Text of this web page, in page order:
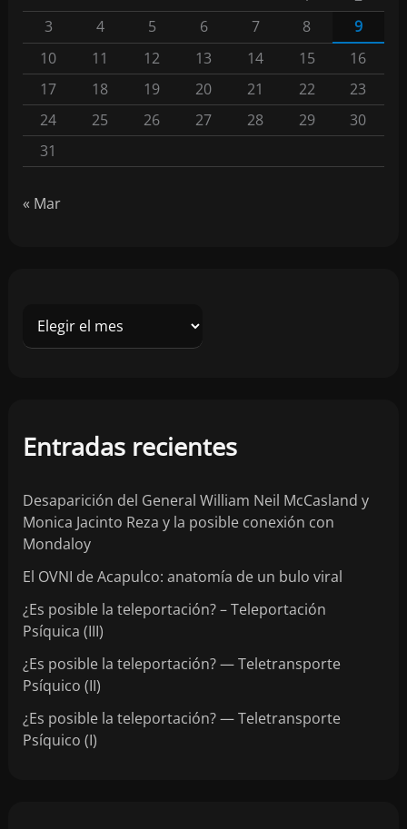
3
4 5 6 7 8
9
10
11 12 13 14 15
16
17
18 19 20 21 22
23
24
25 26 27 28 29
30
31
« Mar
i
v
o
s
Entradas recientes
Desaparición del General William Neil McCasland y
Monica Jacinto Reza y la posible conexión con
Mondaloy
El OVNI de Acapulco: anatomía de un bulo viral
¿Es posible la teleportación? – Teleportación
Psíquica (III)
¿Es posible la teleportación? — Teletransporte
Psíquico (II)
¿Es posible la teleportación? — Teletransporte
Psíquico (I)